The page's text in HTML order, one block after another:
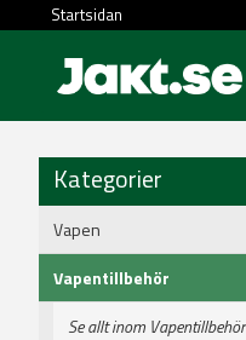
Startsidan
Kategorier
Vapen
Vapentillbehör
Se allt inom Vapentillbehör